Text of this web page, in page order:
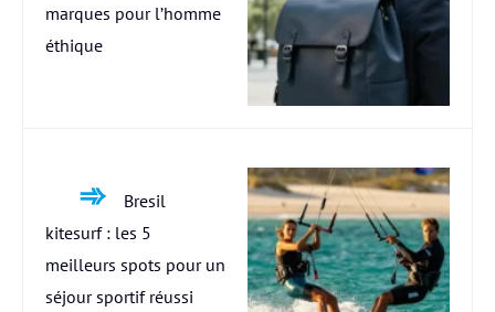
marques pour l’homme
éthique
Bresil
kitesurf : les 5
meilleurs spots pour un
séjour sportif réussi